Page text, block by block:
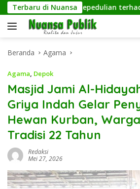
Langsung
ke
konten
Terbaru di Nuansa
Wujud Kepedulian terhadap
Beranda Agama
Agama, Depok
Masjid Jami Al-
Griya Indah Gelar
Hewan Kurban,
Tradisi 22 Tahun
Redaksi
Mei 27, 2026